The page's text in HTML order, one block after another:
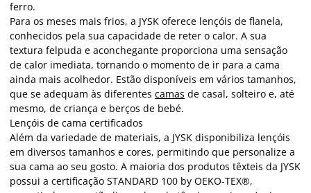
ferro.
Para os meses mais frios, a JYSK oferece lençóis de flanela,
conhecidos pela sua capacidade de reter o calor. A sua
textura felpuda e aconchegante proporciona uma sensação
de calor imediata, tornando o momento de ir para a cama
ainda mais acolhedor. Estão disponíveis em vários tamanhos,
que se adequam às diferentes camas de casal, solteiro e, até
mesmo, de criança e berços de bebé.
Lençóis de cama certificados
Além da variedade de materiais, a JYSK disponibiliza lençóis
em diversos tamanhos e cores, permitindo que personalize a
sua cama ao seu gosto. A maioria dos produtos têxteis da JYSK
possui a certificação STANDARD 100 by OEKO-TEX®,